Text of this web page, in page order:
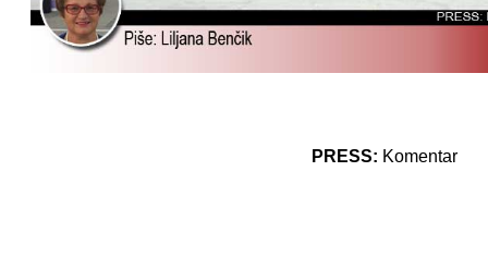
PRESS: Komentar